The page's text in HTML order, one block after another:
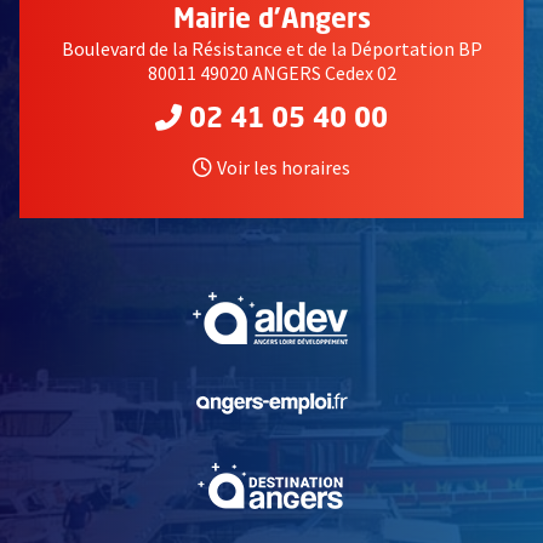
Mairie d'Angers
Boulevard de la Résistance et de la Déportation BP
80011 49020 ANGERS Cedex 02
02 41 05 40 00
Voir les horaires
, Ouvre une nouvelle